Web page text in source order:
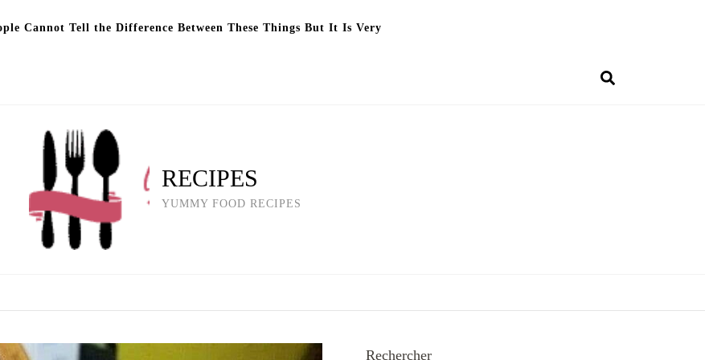
Cannot Tell the Difference Between These Things But It Is Very
RECIPES
YUMMY FOOD RECIPES
Rechercher